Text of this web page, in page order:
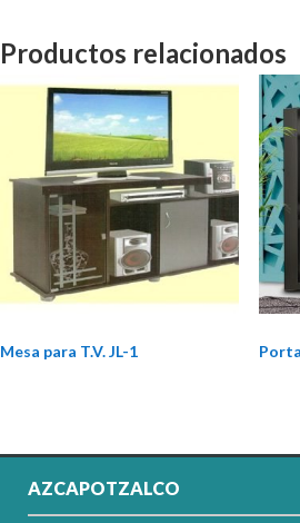
Productos relacionados
Mesa para T.V. JL-1
AZCAPOTZALCO